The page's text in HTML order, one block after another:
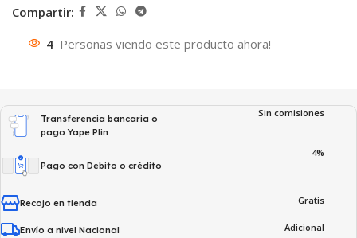
Compartir:
4 Personas viendo este producto ahora!
Transferencia bancaria o
pago Yape Plin
Sin comisiones
Pago con Debito o crédito
4%
Recojo en tienda Gratis
Envío a nivel Nacional Adicional